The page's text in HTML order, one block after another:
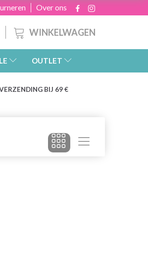
Over ons
WINKELWAGEN
OUTLET
BIJ 69 €